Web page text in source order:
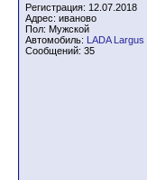
Регистрация: 12.07.2018
Адрес: иваново
Пол: Мужской
Автомобиль: LADA Largus
Сообщений: 35